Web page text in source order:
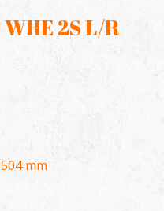
2S L/R
mm